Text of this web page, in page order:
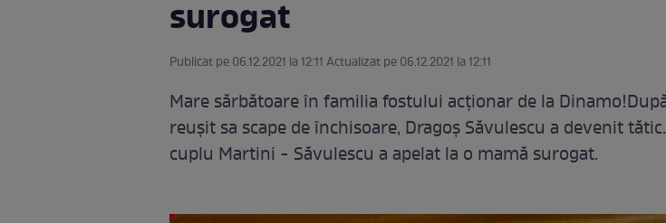
surogat
Publicat pe 06.12.2021 la 12:11 Actualizat pe 06.12.2021 la 12:11
Mare sărbătoare în familia fostului acționar de la
reușit sa scape de închisoare, Dragoș Săvulescu a devenit
cuplu Martini - Săvulescu a apelat la o mamă surogat.